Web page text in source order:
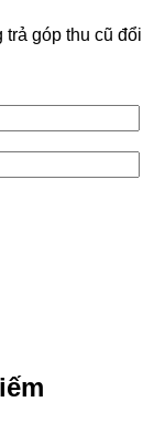
trả góp thu cũ đổi